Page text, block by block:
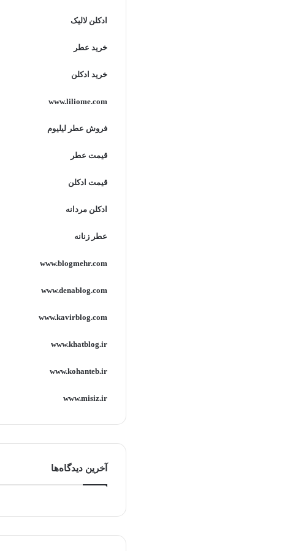
ادکلن لالیک
خرید عطر
خرید ادکلن
www.liliome.com
فروش عطر لیلیوم
قیمت عطر
قیمت ادکلن
ادکلن مردانه
عطر زنانه
www.blogmehr.com
www.denablog.com
www.kavirblog.com
www.khatblog.ir
www.kohanteb.ir
www.misiz.ir
آخرین دیدگاه‌ها